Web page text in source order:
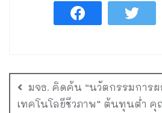
มจธ. คิดค้น “นวัตกรรมการ
เทคโนโลยีชีวภาพ” ต้นทุนต่ำ